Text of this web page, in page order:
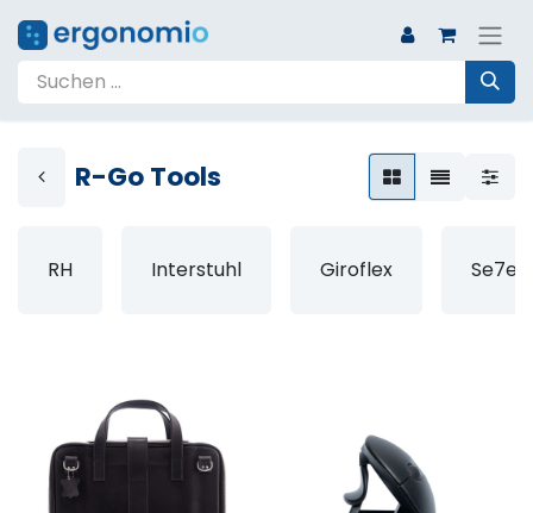
R-Go Tools
RH Interstuhl Giroflex Se7en